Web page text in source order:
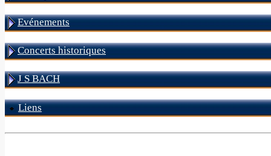
Evénements
Concerts historiques
J S BACH
Liens